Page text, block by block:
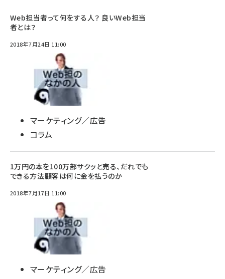
Web担当者って何をする人？ 良いWeb担当
者とは？
2018年7月24日 11:00
マーケティング／広告
コラム
1万円の本を100万部サクッと売る、だれでも
できる方法――顧客は何に金を払うのか
2018年7月17日 11:00
マーケティング／広告